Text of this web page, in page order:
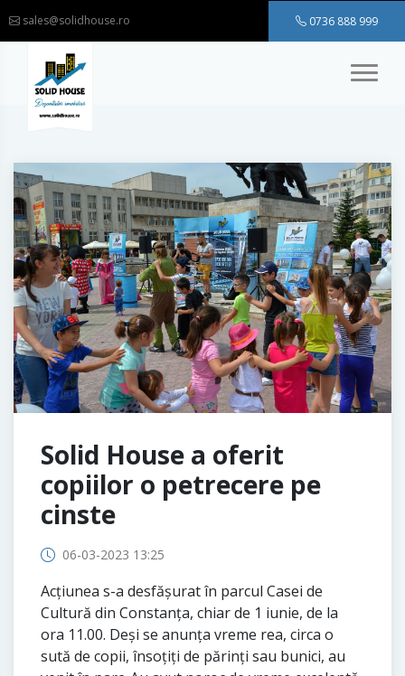
sales@solidhouse.ro 0736 888 999
Solid House a oferit
copiilor o petrecere pe
cinste
06-03-2023 13:25
Acțiunea s-a desfășurat în parcul Casei de
Cultură din Constanța, chiar de 1 iunie, de la
ora 11.00. Deși se anunța vreme rea, circa o
sută de copii, însoțiți de părinți sau bunici, au